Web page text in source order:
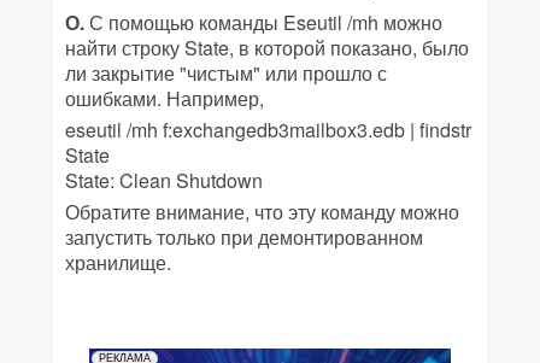
О.С помощью команды Eseutil /mh можно
найти строку State, в которой показано, было
ли закрытие "чистым" или прошло с
ошибками. Например,
eseutil /mh f:exchangedb3mailbox3.edb | findstr
State
State: Clean Shutdown
Обратите внимание, что эту команду можно
запустить только при демонтированном
хранилище.
РЕКЛАМА